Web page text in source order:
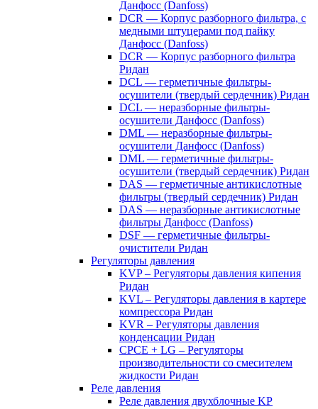
Данфосс (Danfoss)
DCR — Корпус разборного фильтра, с
медными штуцерами под пайку
Данфосс (Danfoss)
DCR — Корпус разборного фильтра
Ридан
DCL — герметичные фильтры-
осушители (твердый сердечник) Ридан
DCL — неразборные фильтры-
осушители Данфосс (Danfoss)
DML — неразборные фильтры-
осушители Данфосс (Danfoss)
DML — герметичные фильтры-
осушители (твердый сердечник) Ридан
DAS — герметичные антикислотные
фильтры (твердый сердечник) Ридан
DAS — неразборные антикислотные
фильтры Данфосс (Danfoss)
DSF — герметичные фильтры-
очистители Ридан
Регуляторы давления
KVP – Регуляторы давления кипения
Ридан
KVL – Регуляторы давления в картере
компрессора Ридан
KVR – Регуляторы давления
конденсации Ридан
CPCE + LG – Регуляторы
производительности со смесителем
жидкости Ридан
Реле давления
Реле давления двухблочные KP